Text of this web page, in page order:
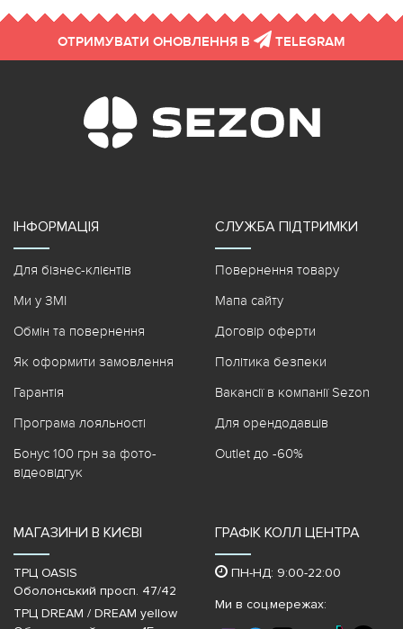
ОТРИМУВАТИ ОНОВЛЕННЯ В TELEGRAM
ІНФОРМАЦІЯ
Для бізнес-клієнтів
Ми у ЗМІ
Обмін та повернення
Як оформити замовлення
Гарантія
Програма лояльності
Бонус 100 грн за фото-
відеовідгук
СЛУЖБА ПІДТРИМКИ
Повернення товару
Мапа сайту
Договір оферти
Політика безпеки
Вакансії в компанії Sezon
Для орендодавців
Outlet до -60%
МАГАЗИНИ В КИЄВІ
ТРЦ OASIS
Оболонський просп. 47/42
ТРЦ DREAM / DREAM yellow
ГРАФІК КОЛЛ ЦЕНТРА
ПН-НД: 9:00-22:00
Ми в соц.мережах: